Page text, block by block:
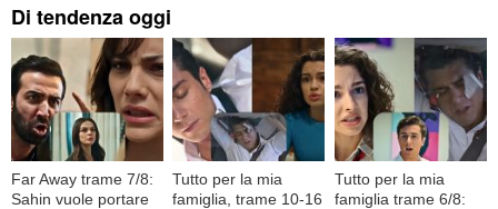
Di tendenza oggi
Far Away trame 7/8:
Sahin vuole portare
Tutto per la mia
famiglia, trame 10-16
Tutto per la mia
famiglia trame 6/8: